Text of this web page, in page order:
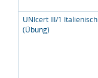
UNIcert III/1 Italienisch
(Übung)